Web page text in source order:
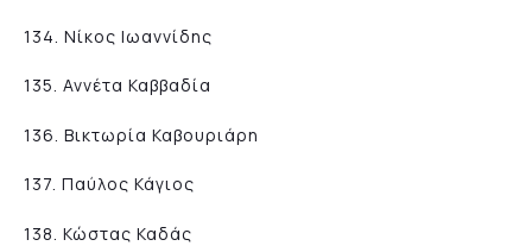
134. Νίκος Ιωαννίδης
135. Αννέτα Καββαδία
136. Βικτωρία Καβουριάρη
137. Παύλος Κάγιος
138. Κώστας Καδάς